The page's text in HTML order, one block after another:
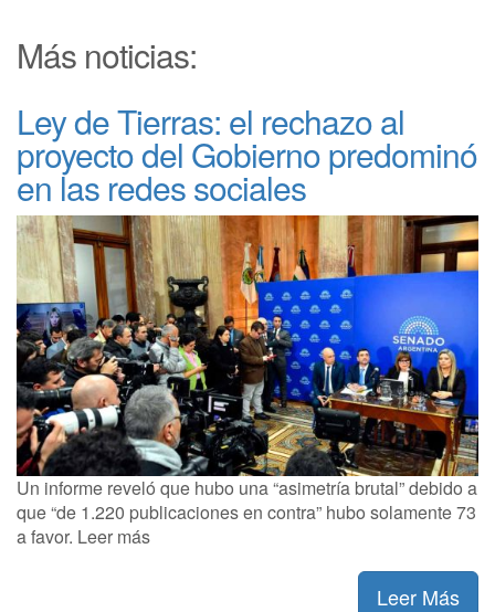
Más noticias:
Ley de Tierras: el rechazo al
proyecto del Gobierno predominó
en las redes sociales
Un informe reveló que hubo una “asimetría brutal” debido a
que “de 1.220 publicaciones en contra” hubo solamente 73
a favor. Leer más
Leer Más